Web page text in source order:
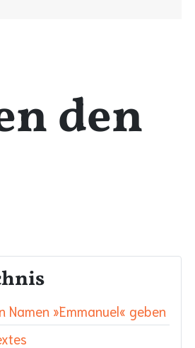
den
Namen »Emmanuel« geben